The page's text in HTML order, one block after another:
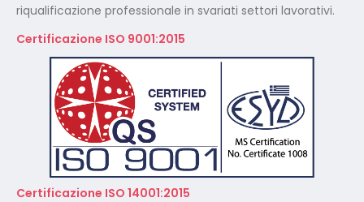
riqualificazione professionale in svariati settori lavorativi.
Certificazione ISO 9001:2015
Certificazione ISO 14001:2015